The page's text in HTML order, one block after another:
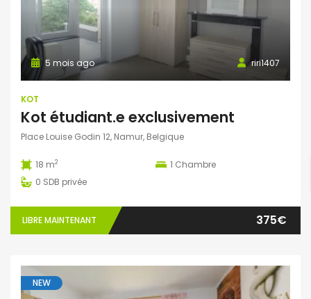
riri1407
5 mois ago
KOT
Kot étudiant.e exclusivement
Place Louise Godin 12, Namur, Belgique
18 m2 1 Chambre
0 SDB privée
LIBRE MAINTENANT 375€
NEW